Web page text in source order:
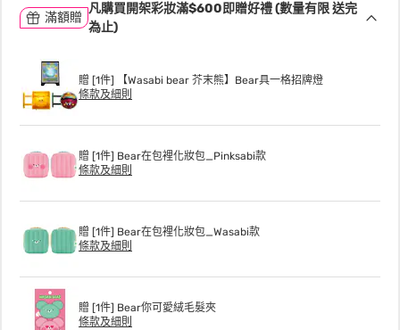
滿額贈
凡購買開架彩妝滿$600即贈好禮 (數量有限 送完
為止)
贈 [1件] 【Wasabi bear 芥末熊】Bear具一格招牌燈
條款及細則
贈 [1件] Bear在包裡化妝包_Pinksabi款
條款及細則
贈 [1件] Bear在包裡化妝包_Wasabi款
條款及細則
贈 [1件] Bear你可愛絨毛髮夾
條款及細則